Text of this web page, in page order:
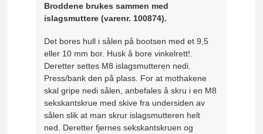
Broddene brukes sammen med
islagsmuttere (varenr. 100874).
Det bores hull i sålen på bootsen med et 9,5
eller 10 mm bor. Husk å bore vinkelrett!.
Deretter settes M8 islagsmutteren nedi.
Press/bank den på plass. For at mothakene
skal gripe nedi sålen, anbefales å skru i en M8
sekskantskrue med skive fra undersiden av
sålen slik at man skrur islagsmutteren helt
ned. Deretter fjernes sekskantskruen og